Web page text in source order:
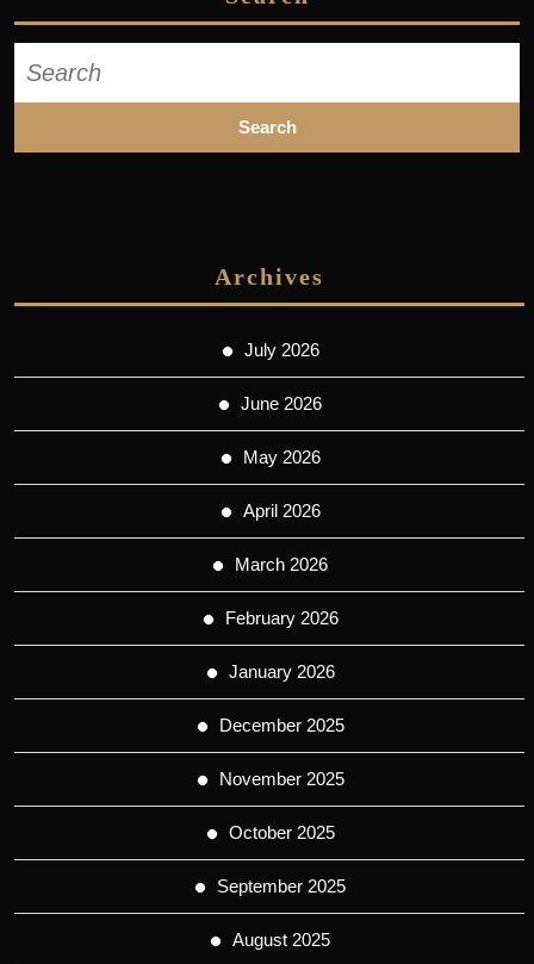
for:
Archives
July 2026
June 2026
May 2026
April 2026
March 2026
February 2026
January 2026
December 2025
November 2025
October 2025
September 2025
August 2025